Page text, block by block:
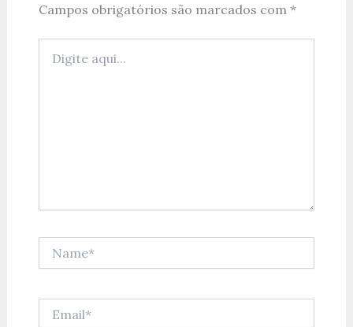
Campos obrigatórios são marcados com *
aqui...